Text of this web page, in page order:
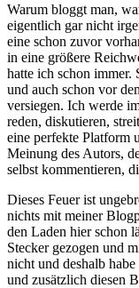
Warum bloggt man,
eigentlich gar nicht
eine schon zuvor
in eine größere
hatte ich schon
und auch schon vor
versiegen. Ich werde
reden, diskutieren,
eine perfekte Platform
Meinung des Autors,
selbst kommentieren,
Dieses Feuer ist
nichts mit meiner
den Laden hier schon
Stecker gezogen und
nicht und deshalb
und zusätzlich diesen